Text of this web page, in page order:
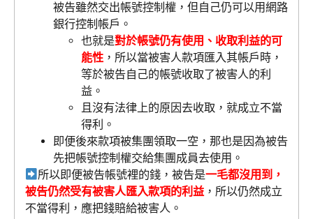
被告雖然交出帳號控制權，但自己仍可以用網路
銀行控制帳戶。
也就是對於帳號仍有使用、收取利益的可
能性 ，所以當被害人款項匯入其帳戶時，
等於被告自己的帳號收取了被害人的利
益。
且沒有法律上的原因去收取，就成立不當
得利。
即便後來款項被集團領取一空，那也是因為被告
先把帳號控制權交給集團成員去使用。
所以即便被告帳號裡的錢，被告是一毛都沒用到，
被告仍然受有被害人匯入款項的利益 ，所以仍然成立
不當得利，應把錢賠給被害人。